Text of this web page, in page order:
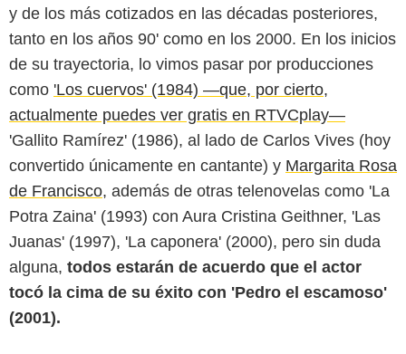
y de los más cotizados en las décadas posteriores,
tanto en los años 90' como en los 2000. En los inicios
de su trayectoria, lo vimos pasar por producciones
como 'Los cuervos' (1984) —que, por cierto,
actualmente puedes ver gratis en RTVCplay—
'Gallito Ramírez' (1986), al lado de Carlos Vives (hoy
convertido únicamente en cantante) y Margarita Rosa
de Francisco, además de otras telenovelas como 'La
Potra Zaina' (1993) con Aura Cristina Geithner, 'Las
Juanas' (1997), 'La caponera' (2000), pero sin duda
alguna, todos estarán de acuerdo que el actor
tocó la cima de su éxito con 'Pedro el escamoso'
(2001).